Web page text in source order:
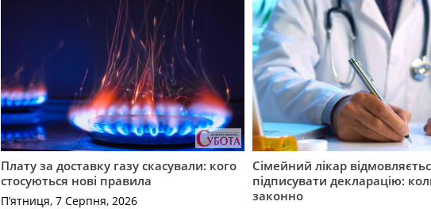
Плату за доставку газу скасували: кого
стосуються нові правила
П’ятниця, 7 Серпня, 2026
Сімейний лікар
підписувати декларацію:
законно